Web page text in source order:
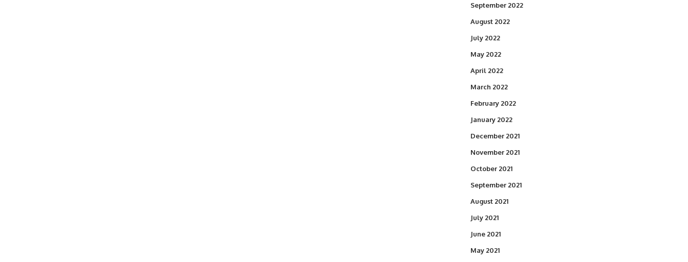
September 2022
August 2022
July 2022
May 2022
April 2022
March 2022
February 2022
January 2022
December 2021
November 2021
October 2021
September 2021
August 2021
July 2021
June 2021
May 2021